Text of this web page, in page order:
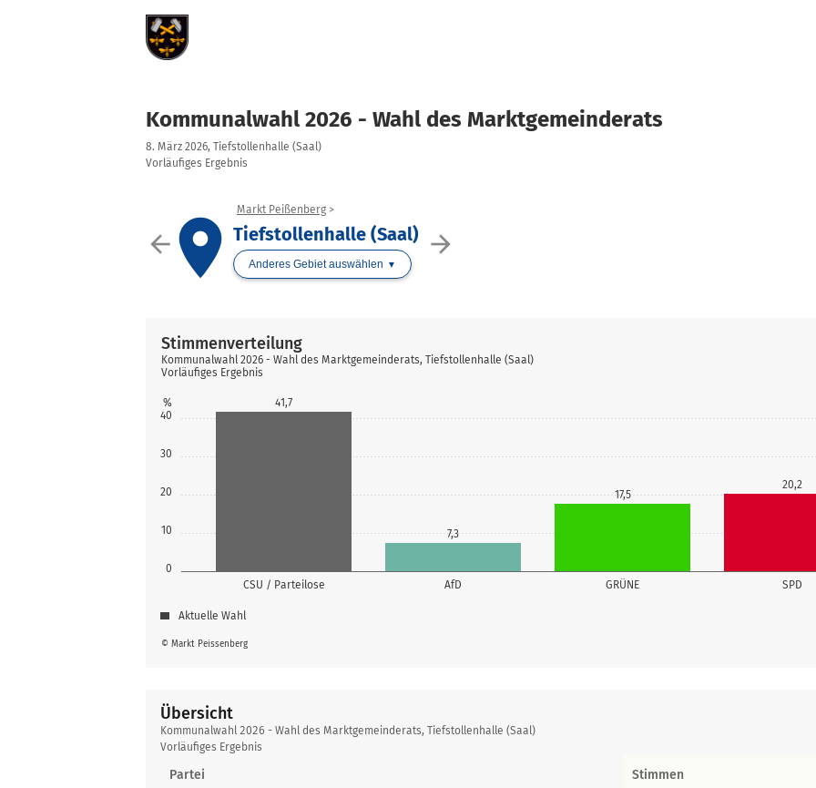
Kommunalwahl 2026 - Wahl des Marktgemeinderats
8. März 2026, Tiefstollenhalle (Saal)
Vorläufiges Ergebnis
arrow_back arrow_forward
place
Markt Peißenberg
Tiefstollenhalle (Saal)
Anderes Gebiet auswählen
0
10
20
30
40
%
CSU / Parteilose AfD GRÜNE SPD
41,7
7,3
17,5
20,2
© Markt Peissenberg
Stimmenverteilung
Kommunalwahl 2026 - Wahl des Marktgemeinderats, Tiefstollenhalle (Saal)
Vorläufiges Ergebnis
Aktuelle Wahl
Übersicht
Übersicht
Kommunalwahl 2026 - Wahl des Marktgemeinderats, Tiefstollenhalle (Saal)
Vorläufiges Ergebnis
Partei Stimmen